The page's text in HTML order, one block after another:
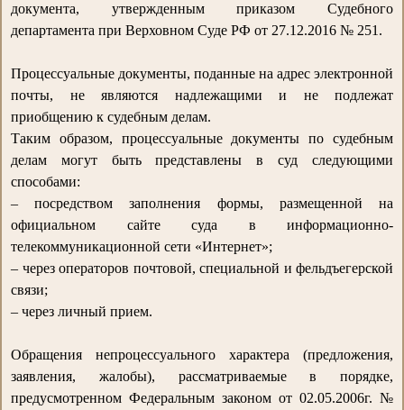
документа, утвержденным приказом Судебного
департамента при Верховном Суде РФ от 27.12.2016 № 251.
Процессуальные документы, поданные на адрес электронной
почты, не являются надлежащими и не подлежат
приобщению к судебным делам.
Таким образом, процессуальные документы по судебным
делам могут быть представлены в суд следующими
способами:
– посредством заполнения формы, размещенной на
официальном сайте суда в информационно-
телекоммуникационной сети «Интернет»;
– через операторов почтовой, специальной и фельдъегерской
связи;
– через личный прием.
Обращения непроцессуального характера (предложения,
заявления, жалобы), рассматриваемые в порядке,
предусмотренном Федеральным законом от 02.05.2006г. №